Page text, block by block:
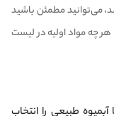
می‌توانید مطمئن باشید
چه مواد اولیه در لیست